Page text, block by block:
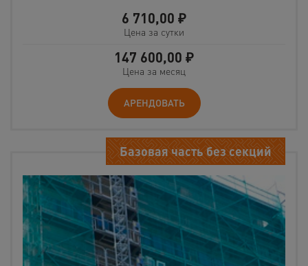
6 710,00 ₽
Цена за сутки
147 600,00 ₽
Цена за месяц
АРЕНДОВАТЬ
Базовая часть без секций